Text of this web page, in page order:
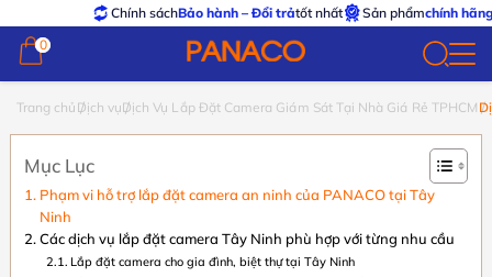
Chính sách Bảo hành – Đổi trảtốt nhất Sản phẩmchính hãng – xuất
0
0
Trang chủ Dịch vụDịch Vụ Lắp Đặt Camera Giám Sát Tại Nhà Giá Rẻ TPHCM
Mục Lục
Phạm vi hỗ trợ lắp đặt camera an ninh của PANACO tại Tây
Ninh
Các dịch vụ lắp đặt camera Tây Ninh phù hợp với từng nhu cầu
Lắp đặt camera cho gia đình, biệt thự tại Tây Ninh